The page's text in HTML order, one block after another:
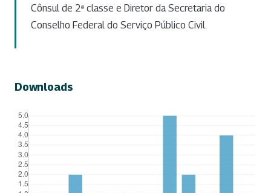
Cônsul de 2ª classe e Diretor da Secretaria do
Conselho Federal do Serviço Público Civil.
Downloads